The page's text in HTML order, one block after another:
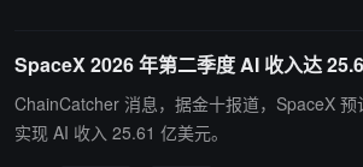
SpaceX 2026 年第二季度 AI 收入达
ChainCatcher 消息，据金十报道，SpaceX
实现 AI 收入 25.61 亿美元。